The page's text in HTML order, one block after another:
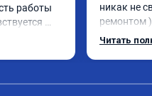
работы
никак не
ремонтом
указания
Читать